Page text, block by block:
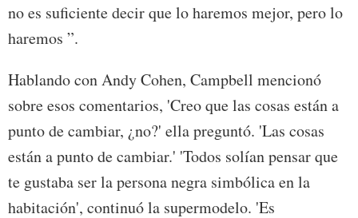
no es suficiente decir que lo haremos mejor, pero lo
haremos ”.
Hablando con Andy Cohen, Campbell mencionó
sobre esos comentarios, 'Creo que las cosas están a
punto de cambiar, ¿no?' ella preguntó. 'Las cosas
están a punto de cambiar.' 'Todos solían pensar que
te gustaba ser la persona negra simbólica en la
habitación', continuó la supermodelo. 'Es